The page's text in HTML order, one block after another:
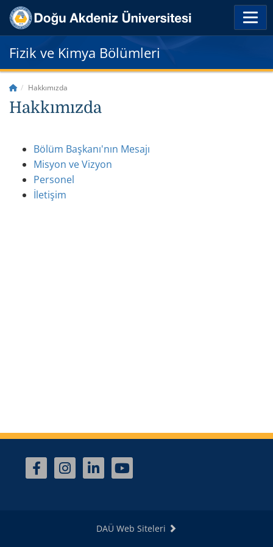
Fizik ve Kimya Bölümleri
Hakkımızda
Hakkımızda
Bölüm Başkanı'nın Mesajı
Misyon ve Vizyon
Personel
İletişim
DAÜ Web Siteleri